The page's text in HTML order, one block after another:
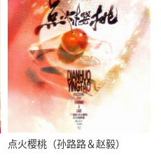
点火樱桃（孙路路＆赵毅）